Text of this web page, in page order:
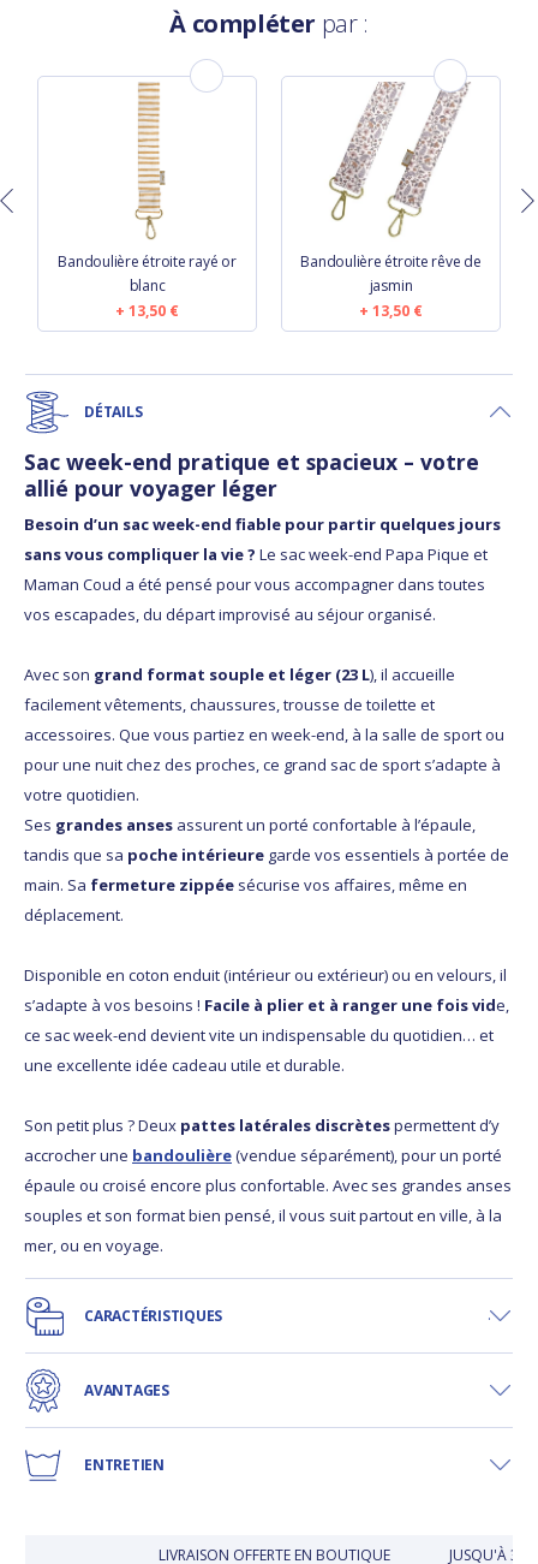
À compléter par :
Bandoulière étroite rayé or
blanc
13,50 €
Bandoulière étroite rêve de
jasmin
13,50 €
DÉTAILS
Sac week-end pratique et spacieux – votre
allié pour voyager léger
Besoin d’un sac week-end fiable pour partir quelques jours
sans vous compliquer la vie ? Le sac week-end Papa Pique et
Maman Coud a été pensé pour vous accompagner dans toutes
vos escapades, du départ improvisé au séjour organisé.
Avec son grand format souple et léger (23 L), il accueille
facilement vêtements, chaussures, trousse de toilette et
accessoires. Que vous partiez en week-end, à la salle de sport ou
pour une nuit chez des proches, ce grand sac de sport s’adapte à
votre quotidien.
Ses grandes anses assurent un porté confortable à l’épaule,
tandis que sa poche intérieure garde vos essentiels à portée de
main. Sa fermeture zippée sécurise vos affaires, même en
déplacement.
Disponible en coton enduit (intérieur ou extérieur) ou en velours, il
s’adapte à vos besoins ! Facile à plier et à ranger une fois vide,
ce sac week-end devient vite un indispensable du quotidien… et
une excellente idée cadeau utile et durable.
Son petit plus ? Deux pattes latérales discrètespermettent d’y
accrocher une bandoulière(vendue séparément), pour un porté
épaule ou croisé encore plus confortable. Avec ses grandes anses
souples et son format bien pensé, il vous suit partout en ville, à la
mer, ou en voyage.
CARACTÉRISTIQUES
AVANTAGES
ENTRETIEN
LIVRAISON OFFERTE EN BOUTIQUE JUSQU'À 30